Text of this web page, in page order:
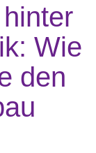
Wie
den